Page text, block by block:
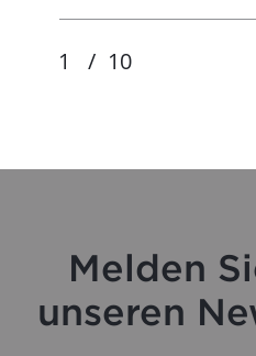
Melden
unseren